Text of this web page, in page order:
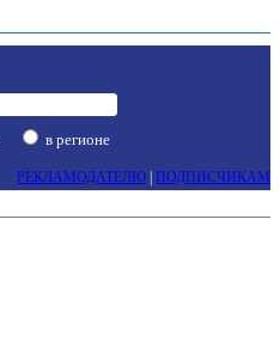
в регионе
РЕКЛАМОДАТЕЛЮ ПОДПИСЧИКАМ